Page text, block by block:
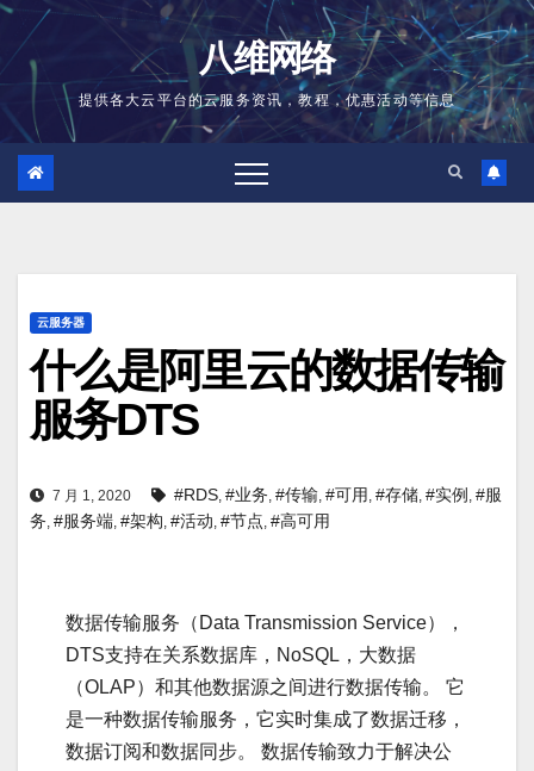
跳
容
八维网络
提供各大云平台的云服务资讯，教程，优惠活动等信息
云服务器
什么是阿里云的数据传输
服务DTS
7 月 1, 2020 #RDS, #业务, #传输, #可用 , #存储, #实例 , #服
务, #服务端, #架构, #活动, #节点, #高可用
数据传输服务（Data Transmission Service），
DTS支持在关系数据库，NoSQL，大数据
（OLAP）和其他数据源之间进行数据传输。 它
是一种数据传输服务，它实时集成了数据迁移，
数据订阅和数据同步。 数据传输致力于解决公